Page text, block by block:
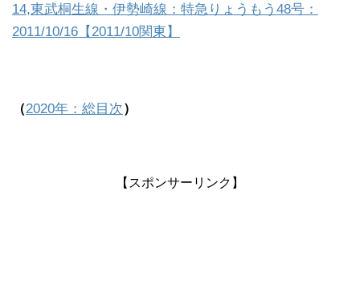
14,東武桐生線・伊勢崎線：特急りょうもう48号：
2011/10/16【2011/10関東】
（2020年：総目次）
【スポンサーリンク】